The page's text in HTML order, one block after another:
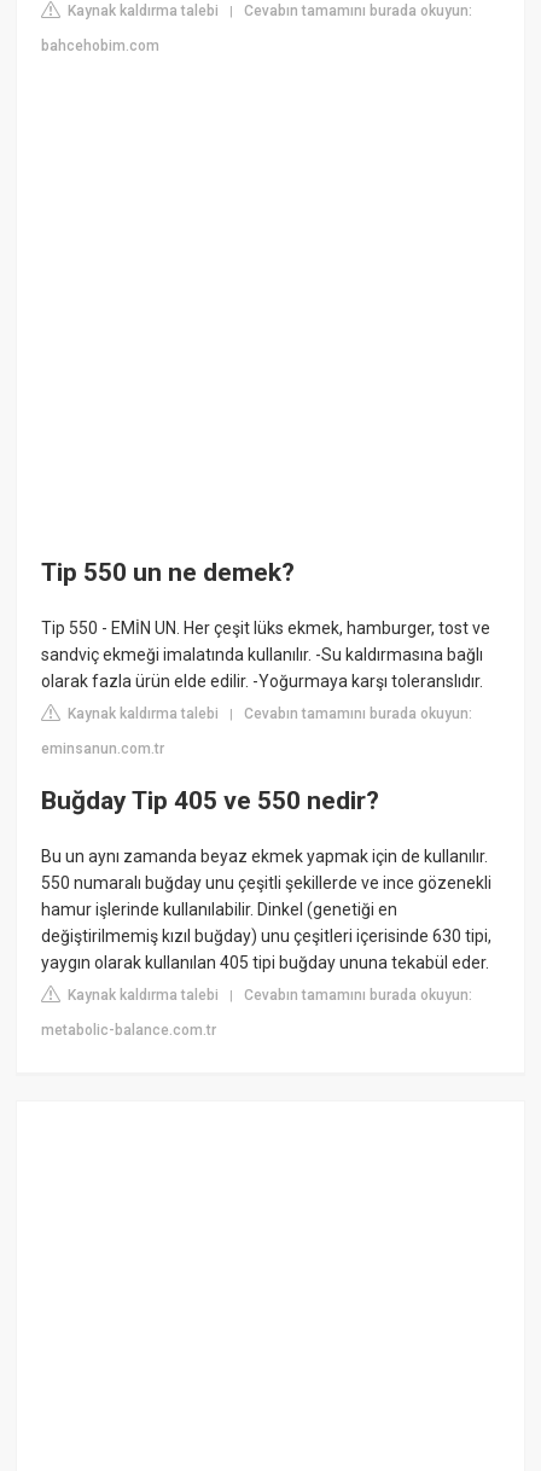
Kaynak kaldırma talebi |Cevabın tamamını burada okuyun:
bahcehobim.com
Tip 550 un ne demek?
Tip 550 - EMİN UN. Her çeşit lüks ekmek, hamburger, tost ve
sandviç ekmeği imalatında kullanılır. -Su kaldırmasına bağlı
olarak fazla ürün elde edilir. -Yoğurmaya karşı toleranslıdır.
Kaynak kaldırma talebi |Cevabın tamamını burada okuyun:
eminsanun.com.tr
Buğday Tip 405 ve 550 nedir?
Bu un aynı zamanda beyaz ekmek yapmak için de kullanılır.
550 numaralı buğday unu çeşitli şekillerde ve ince gözenekli
hamur işlerinde kullanılabilir. Dinkel (genetiği en
değiştirilmemiş kızıl buğday) unu çeşitleri içerisinde 630 tipi,
yaygın olarak kullanılan 405 tipi buğday ununa tekabül eder.
Kaynak kaldırma talebi |Cevabın tamamını burada okuyun:
metabolic-balance.com.tr